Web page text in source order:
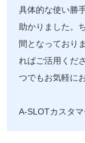
具体的な使い勝
助かりました。
間となっており
ればご活用くだ
つでもお気軽に
A-SLOTカスタマ